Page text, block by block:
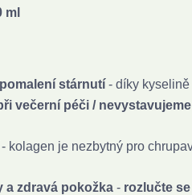
ml
stárnutí - díky
večerní péči /
- kolagen je nezbytný pro
a zdravá pokožka - rozlučte